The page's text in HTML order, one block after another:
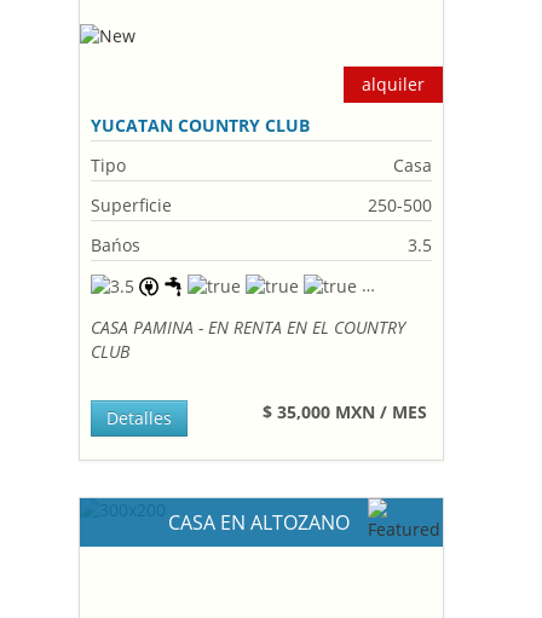
alquiler
YUCATAN COUNTRY CLUB
Tipo
Casa
Superficie
250-500
Bańos
3.5
CASA PAMINA - EN RENTA EN EL COUNTRY
CLUB
$ 35,000 MXN / MES
Detalles
CASA EN ALTOZANO